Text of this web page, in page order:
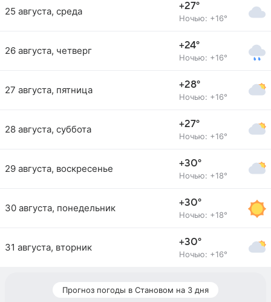
25 августа, среда +27°
Ночью: +16°
26 августа, четверг +24°
Ночью: +16°
27 августа, пятница +28°
Ночью: +16°
28 августа, суббота +27°
Ночью: +16°
29 августа, воскресенье +30°
Ночью: +18°
30 августа, понедельник +30°
Ночью: +18°
31 августа, вторник +30°
Ночью: +16°
Прогноз погоды в Становом на 3 дня